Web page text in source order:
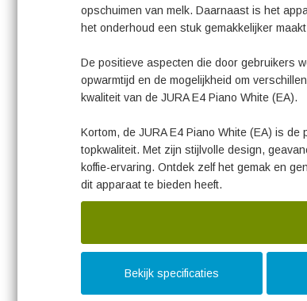
opschuimen van melk. Daarnaast is het
het onderhoud een stuk gemakkelijker
De positieve aspecten die door gebruikers
opwarmtijd en de mogelijkheid om
kwaliteit van de JURA E4 Piano White (EA).
Kortom, de JURA E4 Piano White (EA) is
topkwaliteit. Met zijn stijlvolle design,
koffie-ervaring. Ontdek zelf het gemak en
dit apparaat te bieden heeft.
Bekijk specificaties